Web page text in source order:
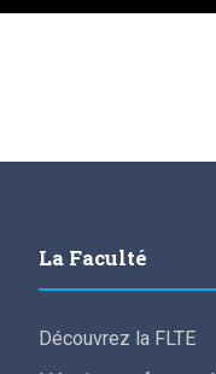
La Faculté
Découvrez la FLTE